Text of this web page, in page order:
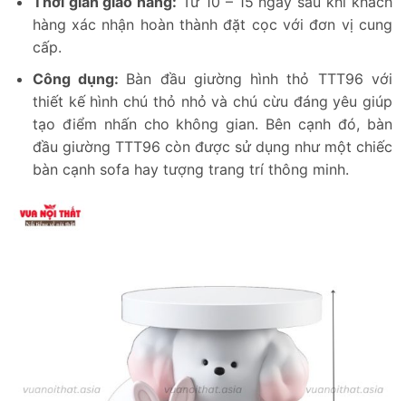
hàng xác nhận hoàn thành đặt cọc với đơn vị cung
cấp.
Công dụng: Bàn đầu giường hình thỏ TTT96 với
thiết kế hình chú thỏ nhỏ và chú cừu đáng yêu giúp
tạo điểm nhấn cho không gian. Bên cạnh đó, bàn
đầu giường TTT96 còn được sử dụng như một chiếc
bàn cạnh sofa hay tượng trang trí thông minh.